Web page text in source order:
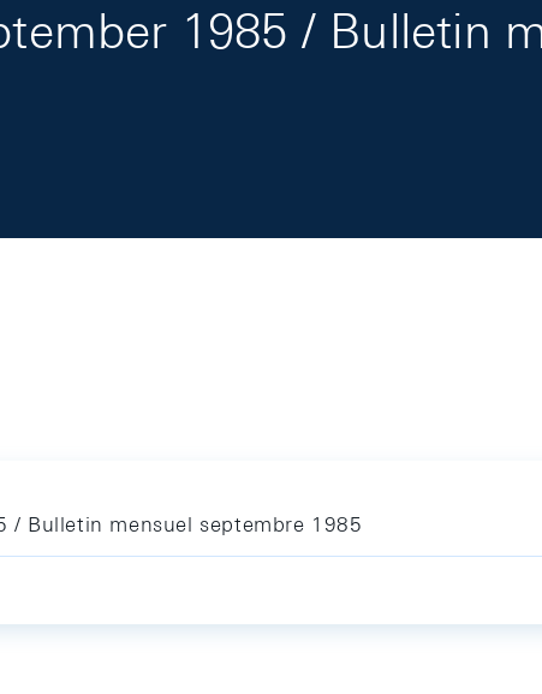
1985 / Bulletin
/ Bulletin mensuel septembre 1985